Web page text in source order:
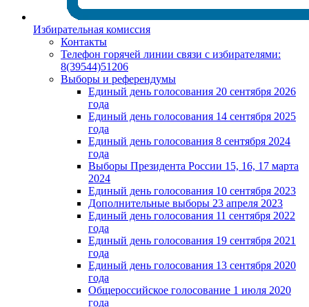
Избирательная комиссия
Контакты
Телефон горячей линии связи с избирателями:
8(39544)51206
Выборы и референдумы
Единый день голосования 20 сентября 2026
года
Единый день голосования 14 сентября 2025
года
Единый день голосования 8 сентября 2024
года
Выборы Президента России 15, 16, 17 марта
2024
Единый день голосования 10 сентября 2023
Дополнительные выборы 23 апреля 2023
Единый день голосования 11 сентября 2022
года
Единый день голосования 19 сентября 2021
года
Единый день голосования 13 сентября 2020
года
Общероссийское голосование 1 июля 2020
года